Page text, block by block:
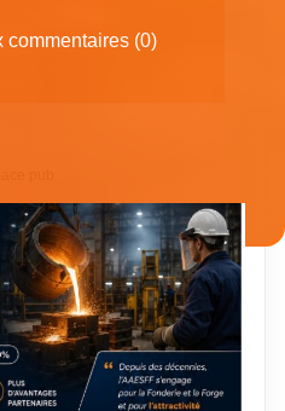
commentaires (0)